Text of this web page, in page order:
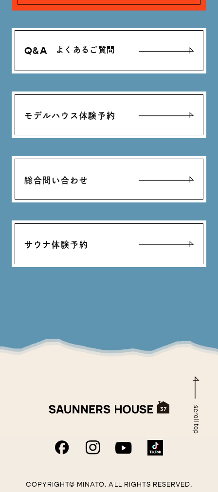
Q&A よくあるご質問
モデルハウス体験予約
総合問い合わせ
サウナ体験予約
COPYRIGHT© MINATO. ALL RIGHTS RESERVED.